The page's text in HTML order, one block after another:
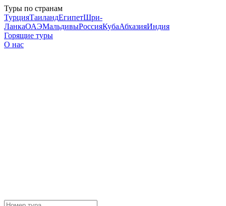
Туры по странам
ТурцияТаиландЕгипетШри-
ЛанкаОАЭМальдивыРоссияКубаАбхазияИндия
Горящие туры
О нас